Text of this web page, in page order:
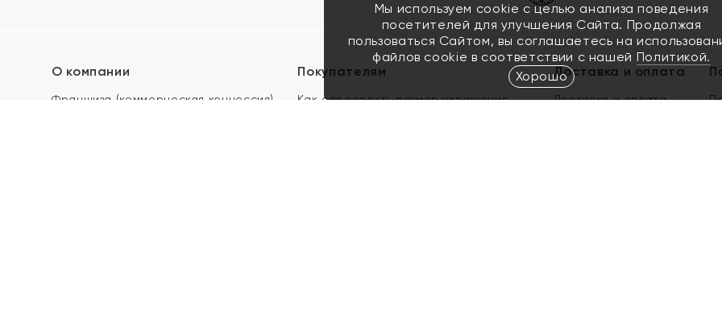
О компании
Франшиза (коммерческая концессия)
Покупателям
Как определить размер украшения
Доставка и оплата
Доставка и оплата
Мы используем cookie с целью анализа поведения
посетителей для улучшения Сайта. Продолжая
пользоваться Сайтом, вы соглашаетесь на
файлов cookie в соответствии с нашей Политикой.
Хорошо